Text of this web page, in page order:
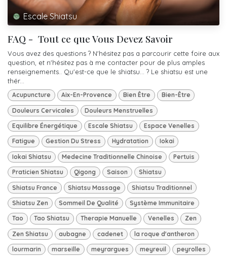
Escale Shiatsu
FAQ - Tout ce que Vous Devez Savoir
Vous avez des questions ? N'hésitez pas a parcourir cette foire aux
question, et n'hésitez pas à me contacter pour de plus amples
renseignements.. Qu'est-ce que le shiatsu... ? Le shiatsu est une
thér...
Acupuncture Aix-En-Provence Bien Être Bien-Être
Douleurs Cervicales Douleurs Menstruelles
Equilibre Énergétique Escale Shiatsu Espace Venelles
Fatigue Gestion Du Stress Hydratation Iokai
Iokai Shiatsu Medecine Traditionnelle Chinoise Pertuis
Praticien Shiatsu Qigong Saison Shiatsu
Shiatsu France Shiatsu Massage Shiatsu Traditionnel
Shiatsu Zen Sommeil De Qualité Système Immunitaire
Tao Tao Shiatsu Therapie Manuelle Venelles Zen
Zen Shiatsu aubagne cadenet la roque d'antheron
lourmarin marseille meyrargues meyreuil peyrolles